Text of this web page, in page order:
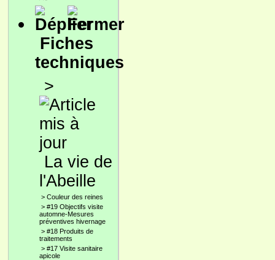
Fiches
techniques
>
La vie de
l'Abeille
> Couleur des reines
> #19 Objectifs visite
automne-Mesures
préventives hivernage
> #18 Produits de
traitements
> #17 Visite sanitaire
apicole